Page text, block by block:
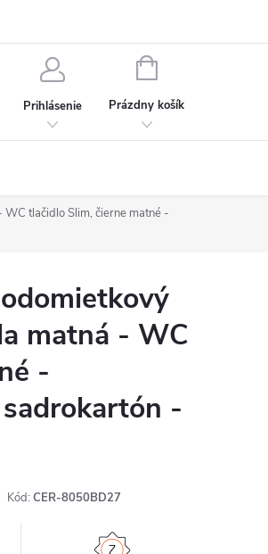
Prihlásenie
NÁKUPNÝ
Prázdny košík
tlačidlo Slim, čierne matné -
matná - WC
-
-
Kód: CER-8050BD27